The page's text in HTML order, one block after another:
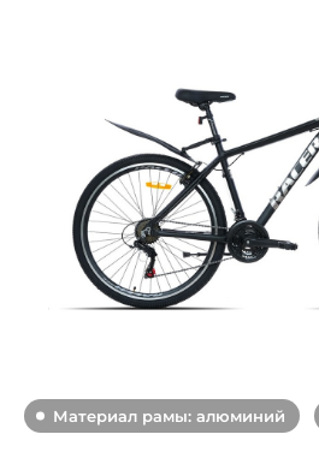
Материал рамы: алюминий